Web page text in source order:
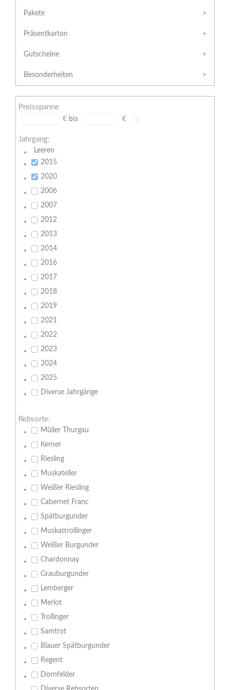
/
Widerrufsformular
AGB
Zahlungsbedingungen
Meine
Pakete
Präsentkarton
Gutscheine
Besonderheiten
Preisspanne
€ bis €
Jahrgang:
Leeren
2015
2020
2006
2007
2012
2013
2014
2016
2017
2018
2019
2021
2022
2023
2024
2025
Diverse Jahrgänge
Rebsorte:
Müller Thurgau
Kerner
Riesling
Muskateller
Weißer Riesling
Cabernet Franc
Spätburgunder
Muskattrollinger
Weißer Burgunder
Chardonnay
Grauburgunder
Lemberger
Merlot
Trollinger
Samtrot
Blauer Spätburgunder
Regent
Dornfelder